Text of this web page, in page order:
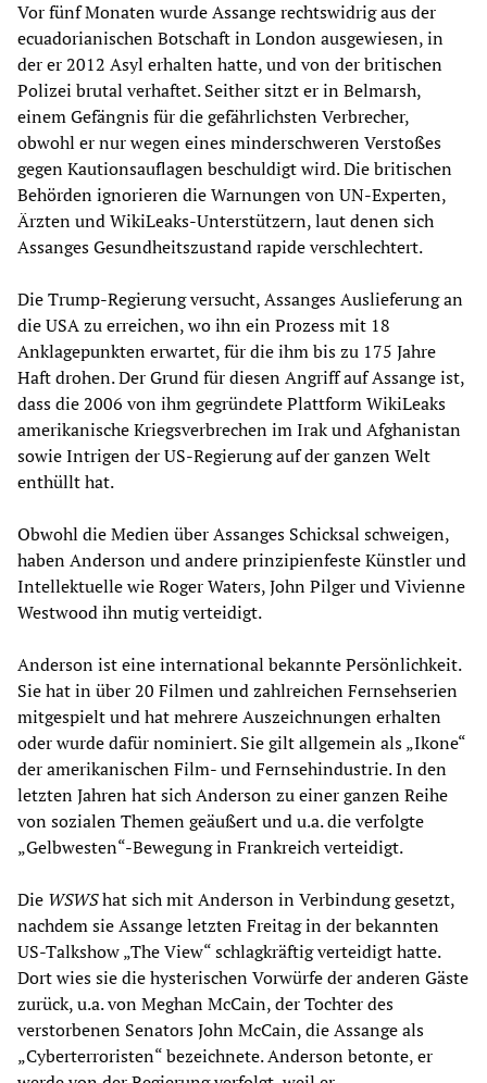
Vor fünf Monaten wurde Assange rechtswidrig aus der
ecuadorianischen Botschaft in London ausgewiesen, in
der er 2012 Asyl erhalten hatte, und von der britischen
Polizei brutal verhaftet. Seither sitzt er in Belmarsh,
einem Gefängnis für die gefährlichsten Verbrecher,
obwohl er nur wegen eines minderschweren Verstoßes
gegen Kautionsauflagen beschuldigt wird. Die britischen
Behörden ignorieren die Warnungen von UN-Experten,
Ärzten und WikiLeaks-Unterstützern, laut denen sich
Assanges Gesundheitszustand rapide verschlechtert.
Die Trump-Regierung versucht, Assanges Auslieferung an
die USA zu erreichen, wo ihn ein Prozess mit 18
Anklagepunkten erwartet, für die ihm bis zu 175 Jahre
Haft drohen. Der Grund für diesen Angriff auf Assange ist,
dass die 2006 von ihm gegründete Plattform WikiLeaks
amerikanische Kriegsverbrechen im Irak und Afghanistan
sowie Intrigen der US-Regierung auf der ganzen Welt
enthüllt hat.
Obwohl die Medien über Assanges Schicksal schweigen,
haben Anderson und andere prinzipienfeste Künstler und
Intellektuelle wie Roger Waters, John Pilger und Vivienne
Westwood ihn mutig verteidigt.
Anderson ist eine international bekannte Persönlichkeit.
Sie hat in über 20 Filmen und zahlreichen Fernsehserien
mitgespielt und hat mehrere Auszeichnungen erhalten
oder wurde dafür nominiert. Sie gilt allgemein als „Ikone“
der amerikanischen Film- und Fernsehindustrie. In den
letzten Jahren hat sich Anderson zu einer ganzen Reihe
von sozialen Themen geäußert und u.a. die verfolgte
„Gelbwesten“-Bewegung in Frankreich verteidigt.
Die WSWShat sich mit Anderson in Verbindung gesetzt,
nachdem sie Assange letzten Freitag in der bekannten
US-Talkshow „The View“ schlagkräftig verteidigt hatte.
Dort wies sie die hysterischen Vorwürfe der anderen Gäste
zurück, u.a. von Meghan McCain, der Tochter des
verstorbenen Senators John McCain, die Assange als
„Cyberterroristen“ bezeichnete. Anderson betonte, er